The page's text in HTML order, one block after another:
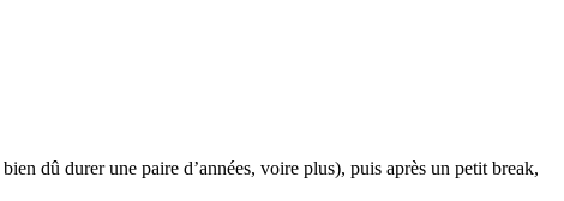
dû durer une paire d’années, voire plus), puis après un petit break,